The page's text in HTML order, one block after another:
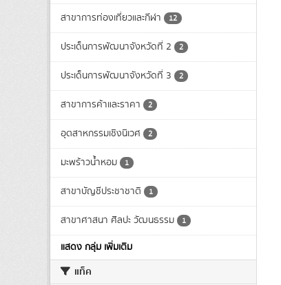
สาขาการท่องเที่ยวและกีฬา 12
ประเด็นการพัฒนาจังหวัดที่ 2 2
ประเด็นการพัฒนาจังหวัดที่ 3 2
สาขาการค้าและราคา 2
อุตสาหกรรมเชิงนิเวศ 2
มะพร้าวน้ำหอม 1
สาขาบัญชีประชาชาติ 1
สาขาศาสนา ศิลปะ วัฒนธรรม 1
แสดง กลุ่ม เพิ่มเติม
แท็ค